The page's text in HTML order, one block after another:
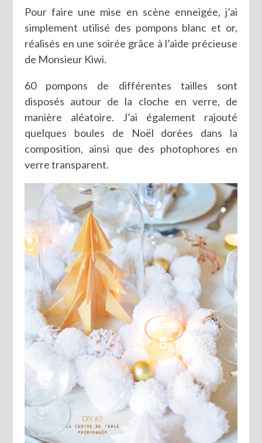
Pour faire une mise en scène enneigée, j’ai
simplement utilisé des pompons blanc et or,
réalisés en une soirée grâce à l’aide précieuse
de Monsieur Kiwi.
60 pompons de différentes tailles sont
disposés autour de la cloche en verre, de
manière aléatoire. J’ai également rajouté
quelques boules de Noël dorées dans la
composition, ainsi que des photophores en
verre transparent.